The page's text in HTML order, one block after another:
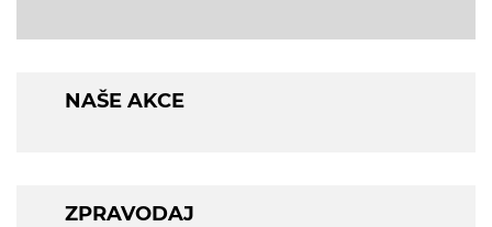
NAŠE AKCE
ZPRAVODAJ